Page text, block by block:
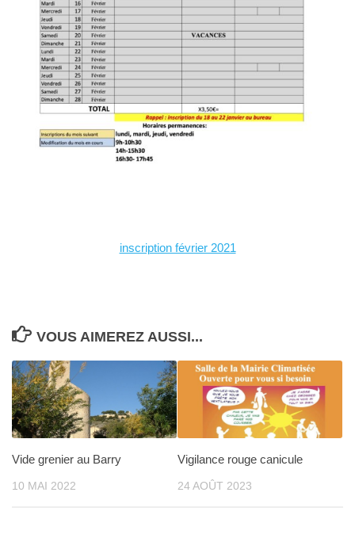
inscription février 2021
VOUS AIMEREZ AUSSI...
Vide grenier au Barry
10 MAI 2022
Vigilance rouge canicule
24 AOÛT 2023